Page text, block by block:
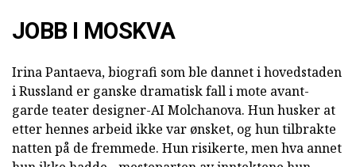
JOBB I MOSKVA
Irina Pantaeva, biografi som ble dannet i hovedstaden
i Russland er ganske dramatisk fall i mote avant-
garde teater designer-AI Molchanova. Hun husker at
etter hennes arbeid ikke var ønsket, og hun tilbrakte
natten på de fremmede. Hun risikerte, men hva annet